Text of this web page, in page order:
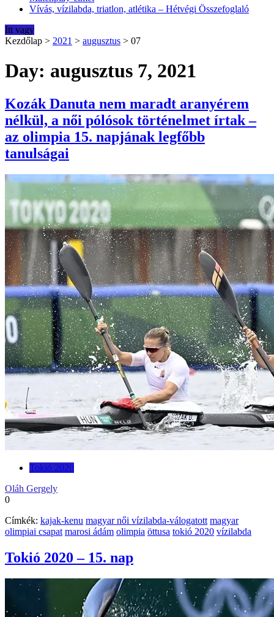
Vívás, vízilabda, triatlon, atlétika – Hétvégi Összefoglaló
Itt vagy
Kezdőlap > 2021 > augusztus > 07
Day: augusztus 7, 2021
Kozák Danuta nem maradt aranyérem
nélkül, a női pólósok történelmet írtak –
az olimpia 15. napjának legfőbb
tanulságai
Tokió 2020
Oláh Gergely
0
Címkék: kajak-kenu magyar női vízilabda-válogatott magyar
olimpiai csapat marosi ádám olimpia öttusa tokió 2020 vízilabda
Tokió 2020 – 15. nap